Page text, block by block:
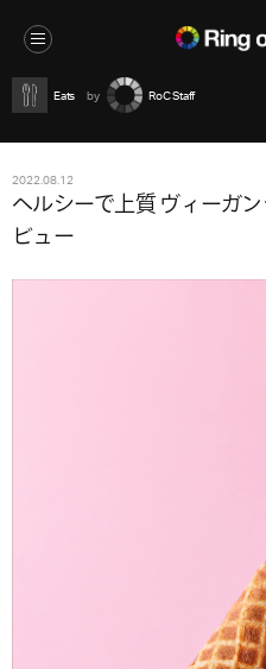
Eats RoC Staff
2022.08.12
ヘルシーで上質 ヴィーガ
ビュー